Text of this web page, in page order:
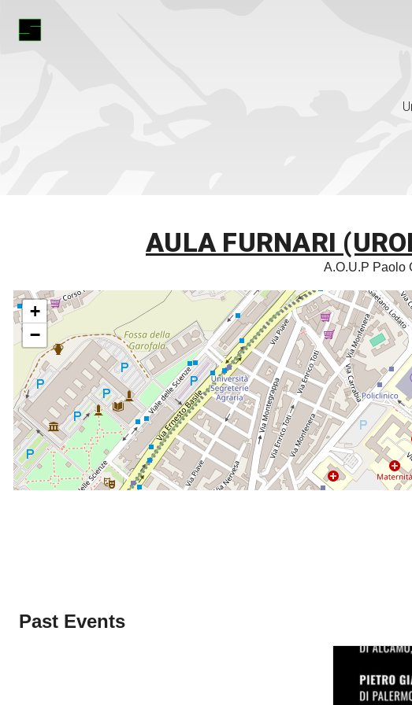
AULA FURNARI
A.O.U.P Paolo
+
−
Past Events